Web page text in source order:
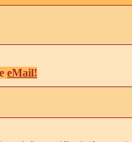
eMail!